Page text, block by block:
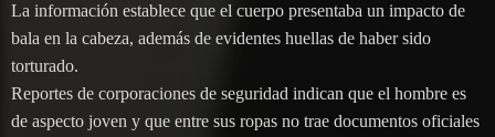
La información establece que el cuerpo presentaba un impacto de
bala en la cabeza, además de evidentes huellas de haber sido
torturado.
Reportes de corporaciones de seguridad indican que el hombre es
de aspecto joven y que entre sus ropas no trae documentos oficiales